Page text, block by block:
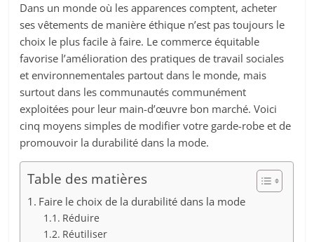
Dans un monde où les apparences comptent, acheter
ses vêtements de manière éthique n’est pas toujours le
choix le plus facile à faire. Le commerce équitable
favorise l’amélioration des pratiques de travail sociales
et environnementales partout dans le monde, mais
surtout dans les communautés communément
exploitées pour leur main-d’œuvre bon marché. Voici
cinq moyens simples de modifier votre garde-robe et de
promouvoir la durabilité dans la mode.
Table des matières
Faire le choix de la durabilité dans la mode
Réduire
Réutiliser